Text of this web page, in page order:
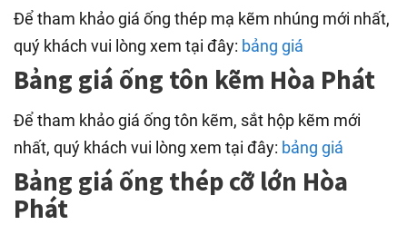
Để tham khảo giá ống thép mạ kẽm nhúng mới nhất,
quý khách vui lòng xem tại đây: bảng giá
Bảng giá ống tôn kẽm Hòa Phát
Để tham khảo giá ống tôn kẽm, sắt hộp kẽm mới
nhất, quý khách vui lòng xem tại đây: bảng giá
Bảng giá ống thép cỡ lớn Hòa
Phát